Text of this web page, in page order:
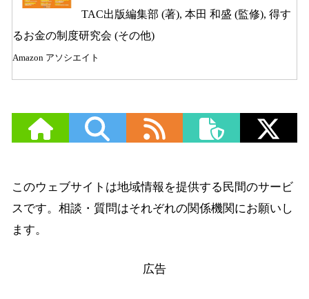
TAC出版編集部 (著), 本田 和盛 (監修), 得す
るお金の制度研究会 (その他)
Amazon アソシエイト